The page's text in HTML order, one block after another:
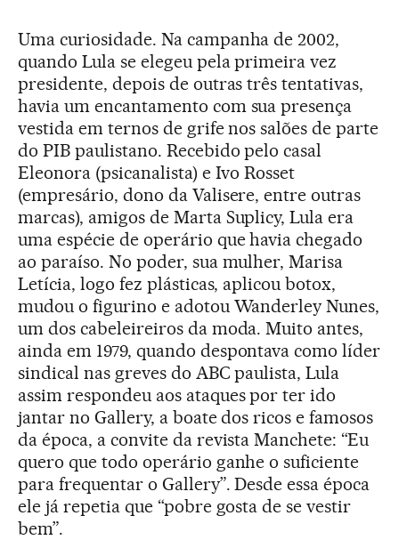
Uma curiosidade. Na campanha de 2002,
quando Lula se elegeu pela primeira vez
presidente, depois de outras três tentativas,
havia um encantamento com sua presença
vestida em ternos de grife nos salões de parte
do PIB paulistano. Recebido pelo casal
Eleonora (psicanalista) e Ivo Rosset
(empresário, dono da Valisere, entre outras
marcas), amigos de Marta Suplicy, Lula era
uma espécie de operário que havia chegado
ao paraíso. No poder, sua mulher, Marisa
Letícia, logo fez plásticas, aplicou botox,
mudou o figurino e adotou Wanderley Nunes,
um dos cabeleireiros da moda. Muito antes,
ainda em 1979, quando despontava como líder
sindical nas greves do ABC paulista, Lula
assim respondeu aos ataques por ter ido
jantar no Gallery, a boate dos ricos e famosos
da época, a convite da revista Manchete: “Eu
quero que todo operário ganhe o suficiente
para frequentar o Gallery”. Desde essa época
ele já repetia que “pobre gosta de se vestir
bem”.